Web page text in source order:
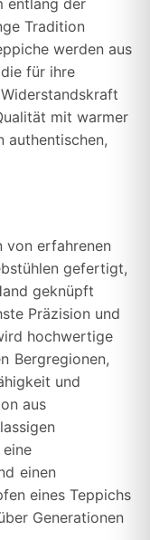
Tradition
werden aus
für ihre
mit warmer
authentischen,
von erfahrenen
gefertigt,
geknüpft
Präzision und
hochwertige
Bergregionen,
und
aus
einen
eines Teppichs
Generationen